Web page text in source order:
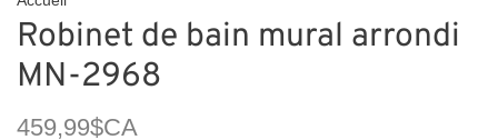
Robinet de bain mural arrondi
MN-2968
459,99$CA